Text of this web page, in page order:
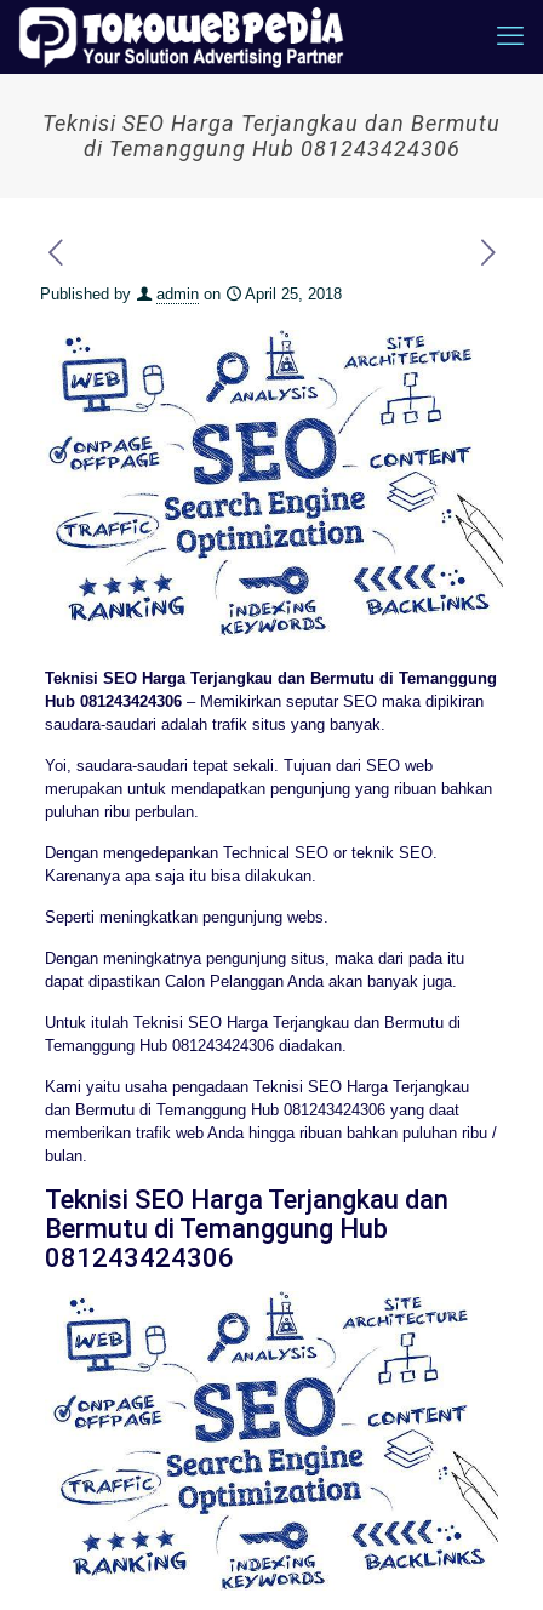
Teknisi SEO Harga Terjangkau dan Bermutu
di Temanggung Hub 081243424306
Published by admin on April 25, 2018
Teknisi SEO Harga Terjangkau dan Bermutu di Temanggung
Hub 081243424306– Memikirkan seputar SEO maka dipikiran
saudara-saudari adalah trafik situs yang banyak.
Yoi, saudara-saudari tepat sekali. Tujuan dari SEO web
merupakan untuk mendapatkan pengunjung yang ribuan bahkan
puluhan ribu perbulan.
Dengan mengedepankan Technical SEO or teknik SEO.
Karenanya apa saja itu bisa dilakukan.
Seperti meningkatkan pengunjung webs.
Dengan meningkatnya pengunjung situs, maka dari pada itu
dapat dipastikan Calon Pelanggan Anda akan banyak juga.
Untuk itulah Teknisi SEO Harga Terjangkau dan Bermutu di
Temanggung Hub 081243424306 diadakan.
Kami yaitu usaha pengadaan Teknisi SEO Harga Terjangkau
dan Bermutu di Temanggung Hub 081243424306 yang daat
memberikan trafik web Anda hingga ribuan bahkan puluhan ribu /
bulan.
Teknisi SEO Harga Terjangkau dan
Bermutu di Temanggung Hub
081243424306